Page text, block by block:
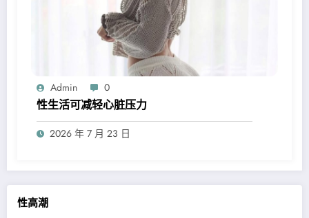
性高潮
Admin 0
性生活可减轻心脏压力
2026 年 7 月 23 日